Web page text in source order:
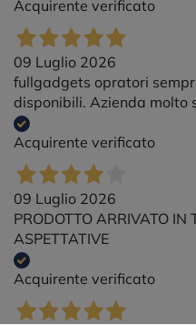
Acquirente verificato
09 Luglio 2026
fullgadgets opratori
disponibili. Azienda molto
Acquirente verificato
09 Luglio 2026
PRODOTTO ARRIVATO IN
ASPETTATIVE
Acquirente verificato